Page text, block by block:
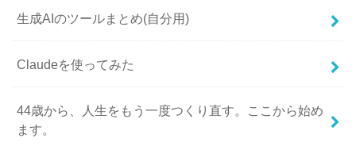
生成AIのツールまとめ(自分用)
Claudeを使ってみた
44歳から、人生をもう一度つくり直す。ここから始め
ます。